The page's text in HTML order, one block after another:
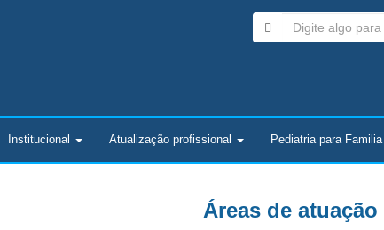
Institucional Atualizaçãoprofissional Pediatria para Familia
Áreas de atuação